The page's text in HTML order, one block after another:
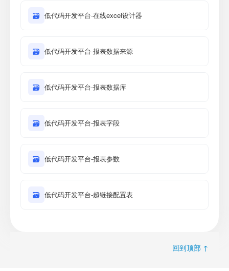
🗃 低代码开发平台-在线excel设计器
🗃 低代码开发平台-报表数据来源
🗃 低代码开发平台-报表数据库
🗃 低代码开发平台-报表字段
🗃 低代码开发平台-报表参数
🗃 低代码开发平台-超链接配置表
回到顶部 ↑